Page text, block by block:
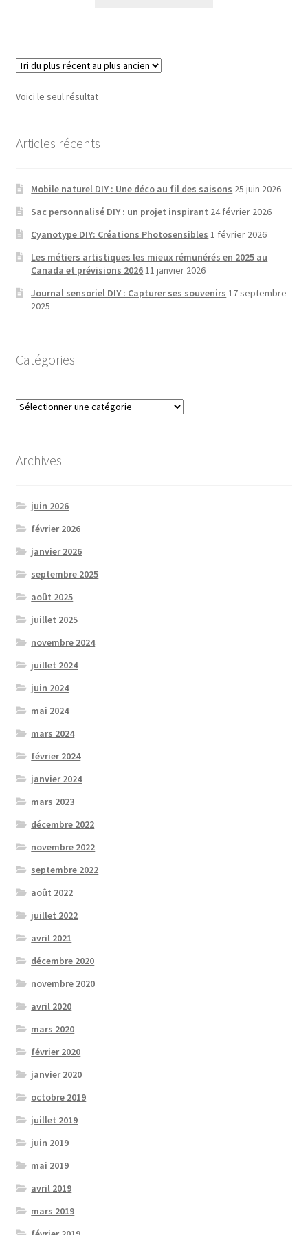
page
de
Voici le seul résultat
Articles récents
Mobile naturel DIY : Une déco au fil des saisons 25 juin 2026
Sac personnalisé DIY : un projet inspirant 24 février 2026
Cyanotype DIY: Créations Photosensibles 1 février 2026
Les métiers artistiques les mieux rémunérés en 2025 au
Canada et prévisions 202611 janvier 2026
Journal sensoriel DIY : Capturer ses souvenirs 17 septembre
2025
Catégories
Catégories
Archives
juin 2026
février 2026
janvier 2026
septembre 2025
août 2025
juillet 2025
novembre 2024
juillet 2024
juin 2024
mai 2024
mars 2024
février 2024
janvier 2024
mars 2023
décembre 2022
novembre 2022
septembre 2022
août 2022
juillet 2022
avril 2021
décembre 2020
novembre 2020
avril 2020
mars 2020
février 2020
janvier 2020
octobre 2019
juillet 2019
juin 2019
mai 2019
avril 2019
mars 2019